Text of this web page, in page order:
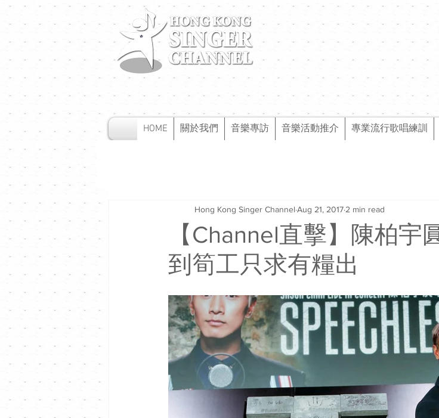
HOME 關於我們 音樂專訪 音樂活動推介 專業流行歌唱練訓
【Channel直擊】陳柏宇
到筍工只求有糧出
Hong Kong Singer Channel Aug 21, 2017 2 min read